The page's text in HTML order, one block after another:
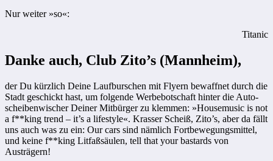
Nur weiter »so«:
Titanic
Danke auch, Club Zito’s (Mannheim),
der Du kürzlich Deine Lauf­burschen mit Flyern bewaffnet durch die
Stadt geschickt hast, um ­folgende Werbebotschaft hinter die Auto-
scheibenwischer Deiner Mitbürger zu klemmen: »Housemusic is not
a f**king trend – it’s a lifestyle«. Krasser Scheiß, Zito’s, aber da fällt
uns auch was zu ein: Our cars sind nämlich Fortbewegungsmittel,
und keine f**king Litfaßsäulen, tell that your bastards von
Austrägern!